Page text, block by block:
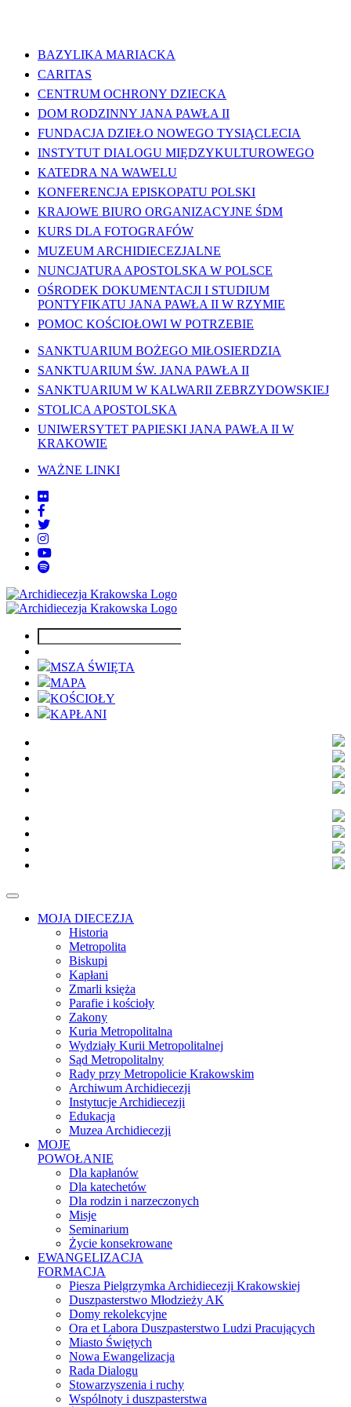
BAZYLIKA MARIACKA
CARITAS
CENTRUM OCHRONY DZIECKA
DOM RODZINNY JANA PAWŁA II
FUNDACJA DZIEŁO NOWEGO TYSIĄCLECIA
INSTYTUT DIALOGU MIĘDZYKULTUROWEGO
KATEDRA NA WAWELU
KONFERENCJA EPISKOPATU POLSKI
KRAJOWE BIURO ORGANIZACYJNE ŚDM
KURS DLA FOTOGRAFÓW
MUZEUM ARCHIDIECEZJALNE
NUNCJATURA APOSTOLSKA W POLSCE
OŚRODEK DOKUMENTACJI I STUDIUM
PONTYFIKATU JANA PAWŁA II W RZYMIE
POMOC KOŚCIOŁOWI W POTRZEBIE
SANKTUARIUM BOŻEGO MIŁOSIERDZIA
SANKTUARIUM ŚW. JANA PAWŁA II
SANKTUARIUM W KALWARII ZEBRZYDOWSKIEJ
STOLICA APOSTOLSKA
UNIWERSYTET PAPIESKI JANA PAWŁA II W
KRAKOWIE
WAŻNE LINKI
MSZA ŚWIĘTA
MAPA
KOŚCIOŁY
KAPŁANI
MOJA DIECEZJA
Historia
Metropolita
Biskupi
Kapłani
Zmarli księża
Parafie i kościoły
Zakony
Kuria Metropolitalna
Wydziały Kurii Metropolitalnej
Sąd Metropolitalny
Rady przy Metropolicie Krakowskim
Archiwum Archidiecezji
Instytucje Archidiecezji
Edukacja
Muzea Archidiecezji
MOJE
POWOŁANIE
Dla kapłanów
Dla katechetów
Dla rodzin i narzeczonych
Misje
Seminarium
Życie konsekrowane
EWANGELIZACJA
FORMACJA
Piesza Pielgrzymka Archidiecezji Krakowskiej
Duszpasterstwo Młodzieży AK
Domy rekolekcyjne
Ora et Labora Duszpasterstwo Ludzi Pracujących
Miasto Świętych
Nowa Ewangelizacja
Rada Dialogu
Stowarzyszenia i ruchy
Wspólnoty i duszpasterstwa